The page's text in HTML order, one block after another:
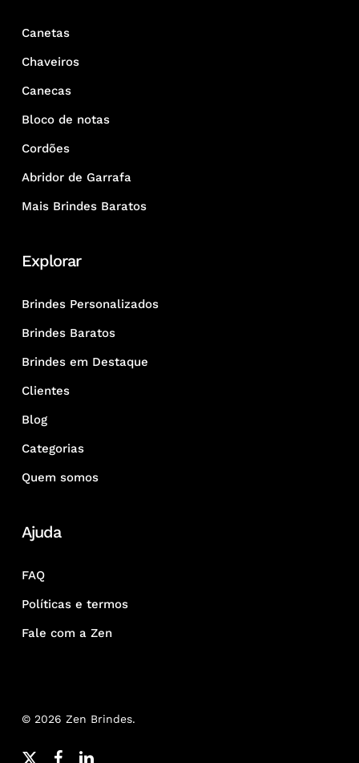
Canetas
Chaveiros
Canecas
Bloco de notas
Cordões
Abridor de Garrafa
Mais Brindes Baratos
Explorar
Brindes Personalizados
Brindes Baratos
Brindes em Destaque
Clientes
Blog
Categorias
Quem somos
Ajuda
FAQ
Políticas e termos
Fale com a Zen
© 2026 Zen Brindes.
x- facebooklinkedin